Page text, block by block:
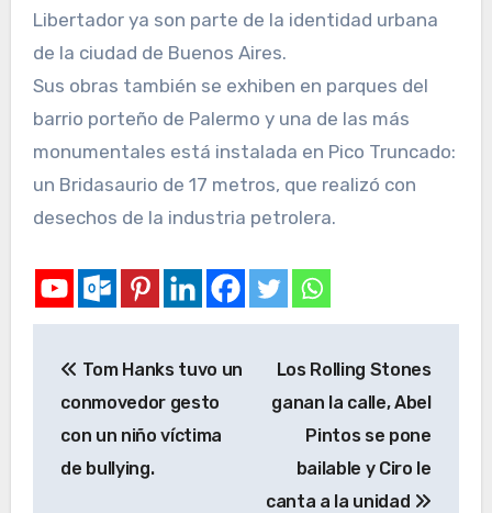
Libertador ya son parte de la identidad urbana
de la ciudad de Buenos Aires.
Sus obras también se exhiben en parques del
barrio porteño de Palermo y una de las más
monumentales está instalada en Pico Truncado:
un Bridasaurio de 17 metros, que realizó con
desechos de la industria petrolera.
Tom Hanks tuvo un
conmovedor gesto
con un niño víctima
de bullying.
Los Rolling Stones
ganan la calle, Abel
Pintos se pone
bailable y Ciro le
canta a la unidad